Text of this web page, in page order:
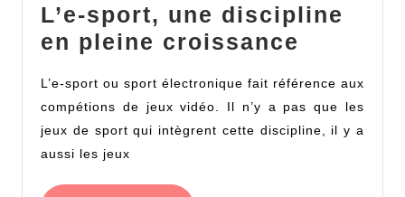
L’e-sport, une discipline
en pleine croissance
une
L’e-sport ou sport électronique fait référence aux
compétions de jeux vidéo. Il n’y a pas que les
jeux de sport qui intègrent cette discipline, il y a
aussi les jeux